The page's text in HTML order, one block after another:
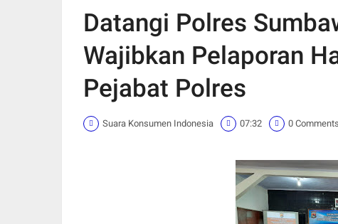
Datangi Polres
Wajibkan Pelaporan
Pejabat Polres
Suara Konsumen Indonesia 07:32 0 Comments